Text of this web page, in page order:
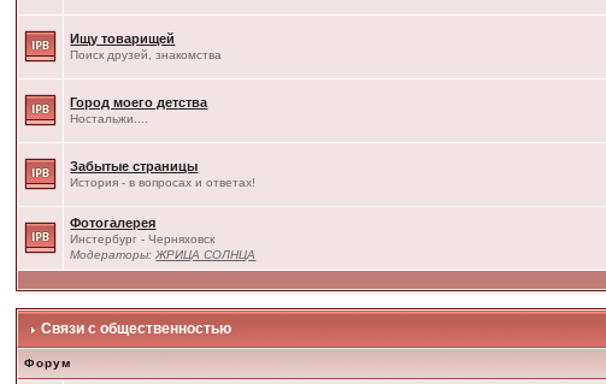
Ищу товарищей
Поиск друзей, знакомства
Город моего детства
Ностальжи....
Забытые страницы
История - в вопросах и ответах!
Фотогалерея
Инстербург - Черняховск
Модераторы:ЖРИЦА СОЛНЦА
Связи с общественностью
Форум